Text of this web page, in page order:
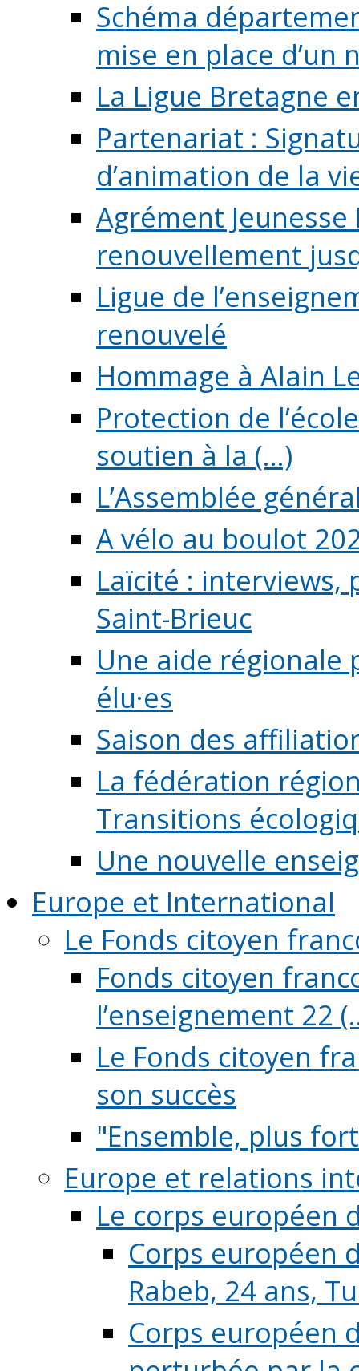
Schéma
mise en place d’un
La Ligue Bretagne
Partenariat :
d’animation de la
Agrément
renouvellement
Ligue de
renouvelé
Hommage à Alain
Protection de
soutien à la (...)
L’Assemblée
A vélo au boulot
Laïcité :
Saint-Brieuc
Une aide régionale
élu·es
Saison des
La fédération
Transitions
Une nouvelle
Europe et International
Le Fonds citoyen
Fonds citoyen
l’enseignement 22
Le Fonds citoyen
son succès
"Ensemble, plus
Europe et relations
Le corps européen
Corps européen
Rabeb, 24 ans,
Corps européen